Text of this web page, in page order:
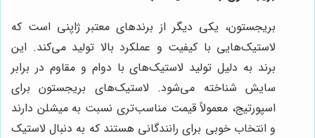
بریجستون، یکی دیگر از برندهای معتبر ژاپنی است که
لاستیک‌هایی با کیفیت و عملکرد بالا تولید می‌کند. این
برند به دلیل تولید لاستیک‌های با دوام و مقاوم در برابر
سایش شناخته می‌شود. لاستیک‌های بریجستون برای
اسپورتیج، معمولاً قیمت مناسب‌تری نسبت به میشلن دارند
و انتخاب خوبی برای رانندگانی هستند که به دنبال لاستیک